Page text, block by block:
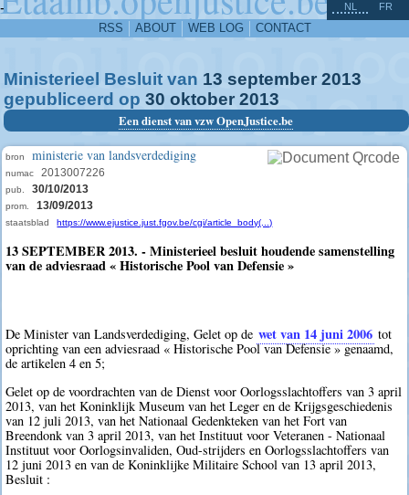
-
RSS ABOUT WEB LOG CONTACT
NL FR
Ministerieel Besluit van 13 september 2013
gepubliceerd op 30 oktober 2013
Een dienst van vzw OpenJustice.be
bron ministerie van landsverdediging
numac 2013007226
pub. 30/10/2013
prom. 13/09/2013
staatsblad https://www.ejustice.just.fgov.be/cgi/article_body(...)
13 SEPTEMBER 2013. - Ministerieel besluit houdende samenstelling
van de adviesraad « Historische Pool van Defensie »
De Minister van Landsverdediging, Gelet op de wet van 14 juni 2006 tot
oprichting van een adviesraad « Historische Pool van Defensie » genaamd,
de artikelen 4 en 5;
Gelet op de voordrachten van de Dienst voor Oorlogsslachtoffers van 3 april
2013, van het Koninklijk Museum van het Leger en de Krijgsgeschiedenis
van 12 juli 2013, van het Nationaal Gedenkteken van het Fort van
Breendonk van 3 april 2013, van het Instituut voor Veteranen - Nationaal
Instituut voor Oorlogsinvaliden, Oud-strijders en Oorlogsslachtoffers van
12 juni 2013 en van de Koninklijke Militaire School van 13 april 2013,
Besluit :
^